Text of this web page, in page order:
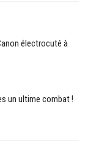
électrocuté à
un ultime combat !